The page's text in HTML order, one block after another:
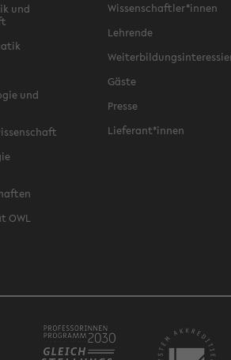
und
und
OWL
Wissenschaftler*innen
Lehrende
Gäste
Presse
Lieferant*innen